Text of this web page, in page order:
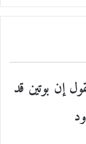
إن بوتين قد